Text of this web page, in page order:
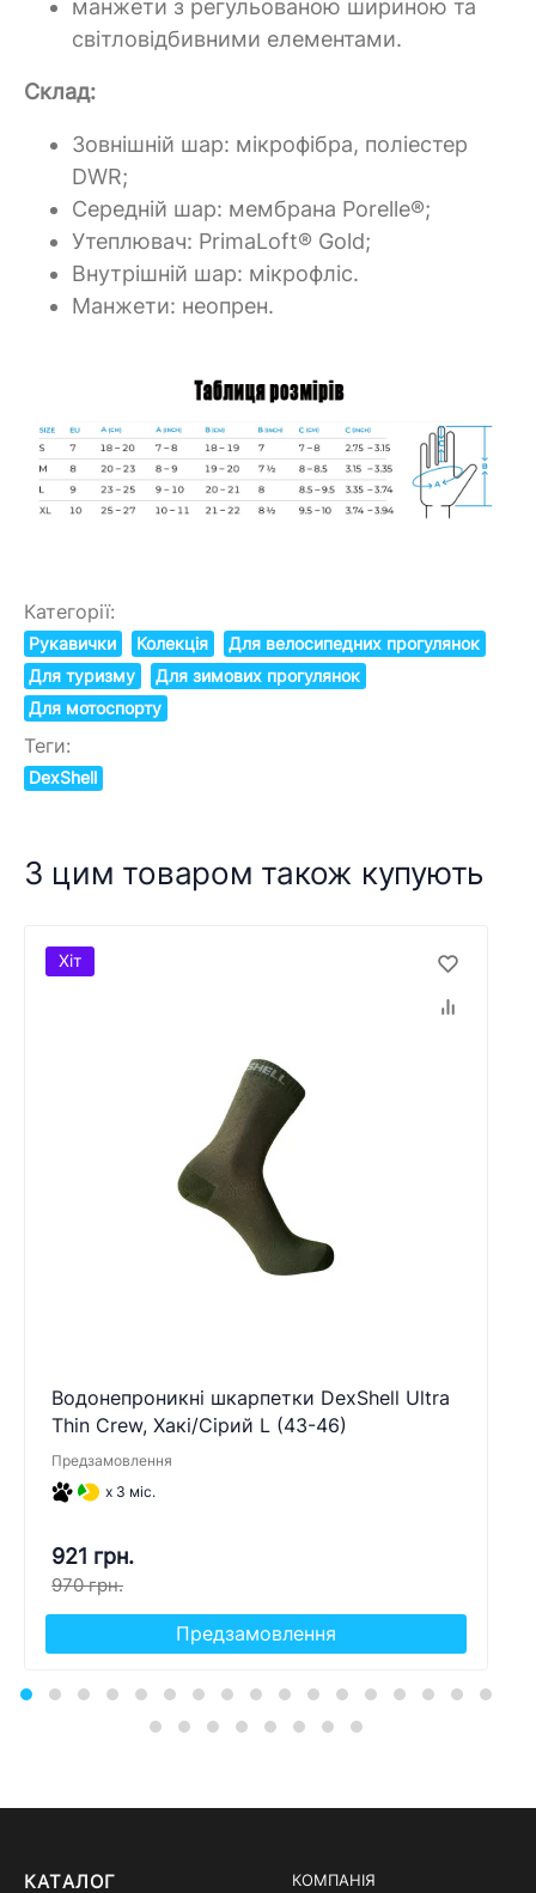
манжети з регульованою шириною та
світловідбивними елементами.
Склад:
Зовнішній шар: мікрофібра, поліестер
DWR;
Середній шар: мембрана Porelle®;
Утеплювач: PrimaLoft® Gold;
Внутрішній шар: мікрофліс.
Манжети: неопрен.
Категорії:
Рукавички Колекція
Для велосипедних прогулянок
Для туризму
Для зимових прогулянок
Для мотоспорту
Теги:
DexShell
З цим товаром також купують
Водонепроникні шкарпетки DexShell Ultra
Thin Crew, Хакі/Сірий L (43-46)
Предзамовлення
x 3 міс.
921 грн.
970 грн.
Предзамовлення
Хіт
КАТАЛОГ
КОМПАНІЯ